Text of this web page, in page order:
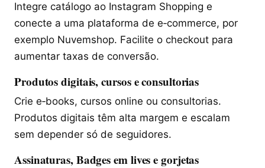
Integre catálogo ao Instagram Shopping e
conecte a uma plataforma de e‑commerce, por
exemplo Nuvemshop. Facilite o checkout para
aumentar taxas de conversão.
Produtos digitais, cursos e consultorias
Crie e‑books, cursos online ou consultorias.
Produtos digitais têm alta margem e escalam
sem depender só de seguidores.
Assinaturas, Badges em lives e gorjetas